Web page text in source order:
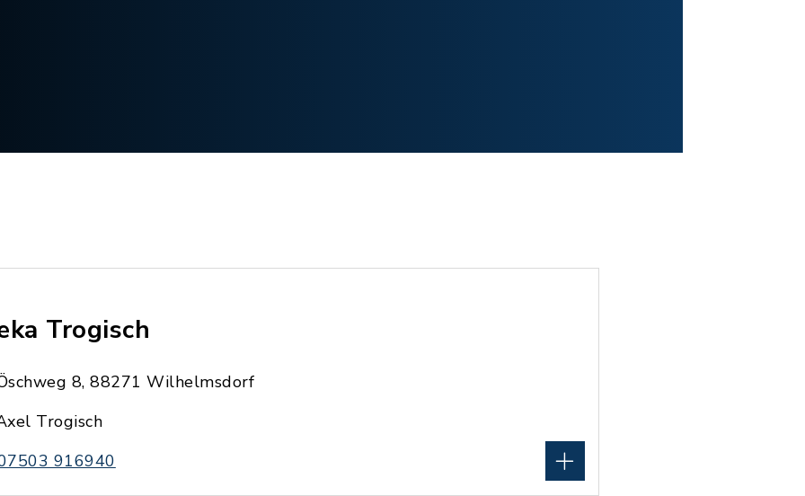
Trogisch
8, 88271 Wilhelmsdorf
Trogisch
916940